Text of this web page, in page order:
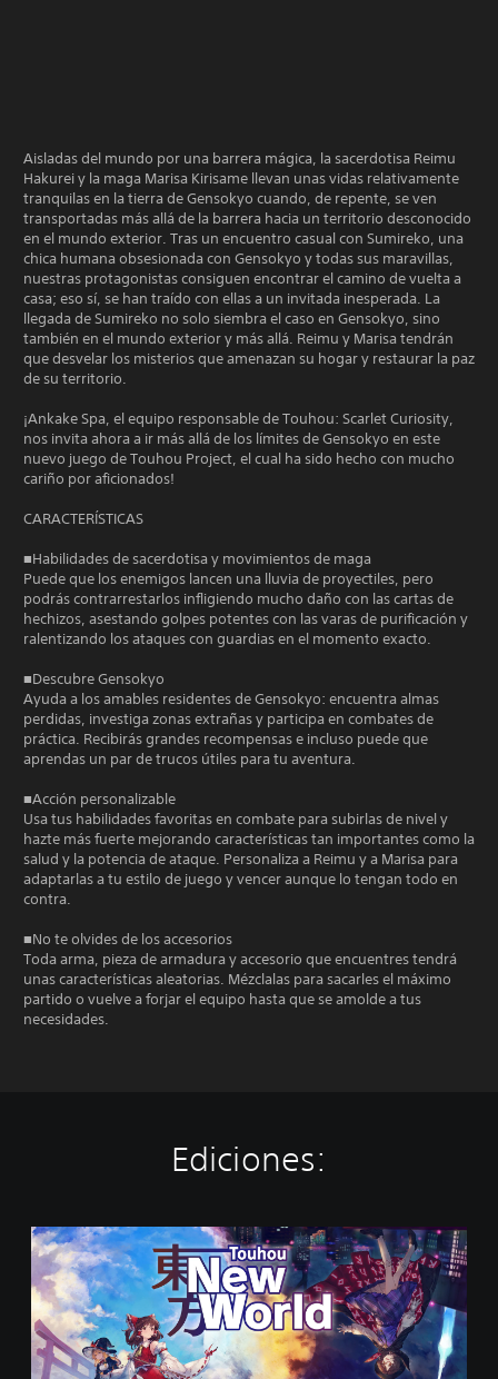
Aisladas del mundo por una barrera mágica, la sacerdotisa Reimu
Hakurei y la maga Marisa Kirisame llevan unas vidas relativamente
tranquilas en la tierra de Gensokyo cuando, de repente, se ven
transportadas más allá de la barrera hacia un territorio desconocido
en el mundo exterior. Tras un encuentro casual con Sumireko, una
chica humana obsesionada con Gensokyo y todas sus maravillas,
nuestras protagonistas consiguen encontrar el camino de vuelta a
casa; eso sí, se han traído con ellas a un invitada inesperada. La
llegada de Sumireko no solo siembra el caso en Gensokyo, sino
también en el mundo exterior y más allá. Reimu y Marisa tendrán
que desvelar los misterios que amenazan su hogar y restaurar la paz
de su territorio.
¡Ankake Spa, el equipo responsable de Touhou: Scarlet Curiosity,
nos invita ahora a ir más allá de los límites de Gensokyo en este
nuevo juego de Touhou Project, el cual ha sido hecho con mucho
cariño por aficionados!
CARACTERÍSTICAS
■Habilidades de sacerdotisa y movimientos de maga
Puede que los enemigos lancen una lluvia de proyectiles, pero
podrás contrarrestarlos infligiendo mucho daño con las cartas de
hechizos, asestando golpes potentes con las varas de purificación y
ralentizando los ataques con guardias en el momento exacto.
■Descubre Gensokyo
Ayuda a los amables residentes de Gensokyo: encuentra almas
perdidas, investiga zonas extrañas y participa en combates de
práctica. Recibirás grandes recompensas e incluso puede que
aprendas un par de trucos útiles para tu aventura.
■Acción personalizable
Usa tus habilidades favoritas en combate para subirlas de nivel y
hazte más fuerte mejorando características tan importantes como la
salud y la potencia de ataque. Personaliza a Reimu y a Marisa para
adaptarlas a tu estilo de juego y vencer aunque lo tengan todo en
contra.
■No te olvides de los accesorios
Toda arma, pieza de armadura y accesorio que encuentres tendrá
unas características aleatorias. Mézclalas para sacarles el máximo
partido o vuelve a forjar el equipo hasta que se amolde a tus
necesidades.
Ediciones:
T
o
h
o
u